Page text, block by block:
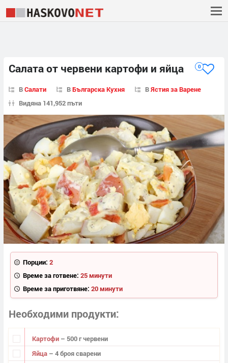
Салата от червени картофи и яйца 0
ВСалати ВБългарска Кухня ВЯстия за Варене
Видяна 141,952 пъти
Порции: 2
Време за готвене: 25 минути
Време за приготвяне: 20 минути
Необходими продукти
Картофи – 500 г червени
Яйца – 4 броя сварени